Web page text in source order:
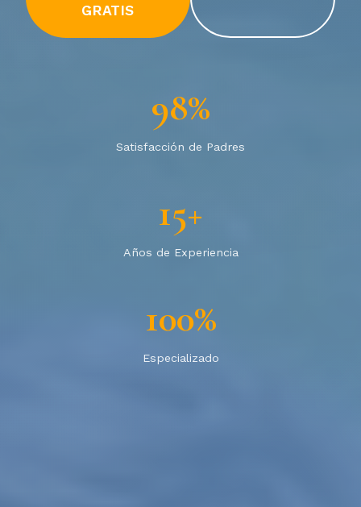
GRATIS
98%
Satisfacción de Padres
15+
Años de Experiencia
100%
Especializado